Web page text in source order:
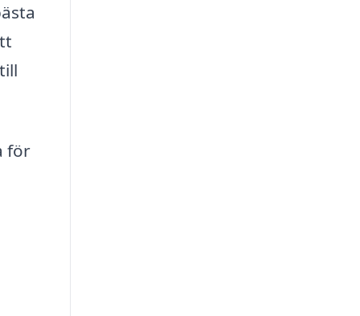
för